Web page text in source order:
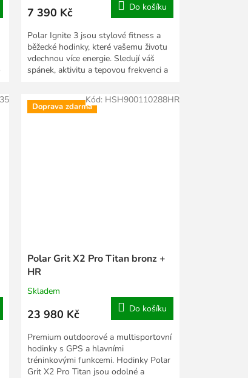
7 390 Kč Do košíku
Polar Ignite 3 jsou stylové fitness a
běžecké hodinky, které vašemu životu
vdechnou více energie. Sledují váš
spánek, aktivitu a tepovou frekvenci a
Doprava zdarma
Polar Grit X2 Pro Titan bronz +
HR
Skladem
23 980 Kč Do košíku
Premium outdoorové a multisportovní
hodinky s GPS a hlavními
tréninkovými funkcemi. Hodinky Polar
Grit X2 Pro Titan jsou odolné a
Kód: HSH900110288HR